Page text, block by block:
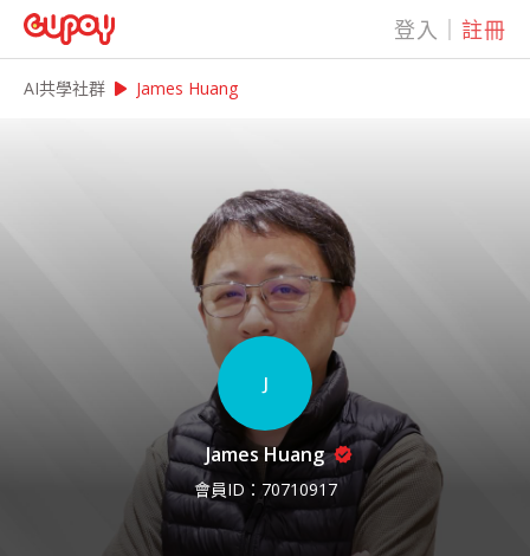
登入 ｜註冊
AI共學社群 play_arrow James Huang
J
James Huang
會員ID： 70710917